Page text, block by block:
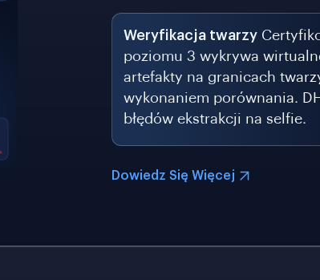
Weryfikacja twarzy
poziomu 3 wykrywa
artefakty na granicach
wykonaniem porównania.
błędów ekstrakcji na selfie.
Dowiedz Się Więcej